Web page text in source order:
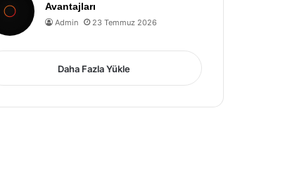
Avantajları
Admin 23 Temmuz 2026
Daha Fazla Yükle